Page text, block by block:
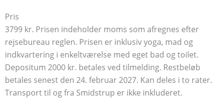
Pris
3799 kr. Prisen indeholder moms som afregnes efter
rejsebureau reglen. Prisen er inklusiv yoga, mad og
indkvartering i enkeltværelse med eget bad og toilet.
Depositum 2000 kr. betales ved tilmelding. Restbeløb
betales senest den 24. februar 2027. Kan deles i to rater.
Transport til og fra Smidstrup er ikke inkluderet.